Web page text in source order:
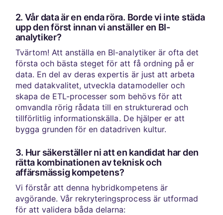
2. Vår data är en enda röra. Borde vi inte städa
upp den först innan vi anställer en BI-
analytiker?
Tvärtom! Att anställa en BI-analytiker är ofta det
första och bästa steget för att få ordning på er
data. En del av deras expertis är just att arbeta
med datakvalitet, utveckla datamodeller och
skapa de ETL-processer som behövs för att
omvandla rörig rådata till en strukturerad och
tillförlitlig informationskälla. De hjälper er att
bygga grunden för en datadriven kultur.
3. Hur säkerställer ni att en kandidat har den
rätta kombinationen av teknisk och
affärsmässig kompetens?
Vi förstår att denna hybridkompetens är
avgörande. Vår rekryteringsprocess är utformad
för att validera båda delarna: